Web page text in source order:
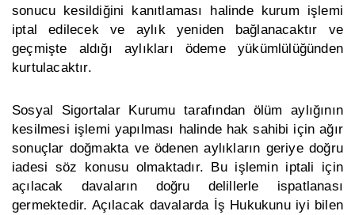
sonucu kesildiğini kanıtlaması halinde kurum işlemi
iptal edilecek ve aylık yeniden bağlanacaktır ve
geçmişte aldığı aylıkları ödeme yükümlülüğünden
kurtulacaktır.
Sosyal Sigortalar Kurumu tarafından ölüm aylığının
kesilmesi işlemi yapılması halinde hak sahibi için ağır
sonuçlar doğmakta ve ödenen aylıkların geriye doğru
iadesi söz konusu olmaktadır. Bu işlemin iptali için
açılacak davaların doğru delillerle ispatlanası
germektedir. Açılacak davalarda İş Hukukunu iyi bilen